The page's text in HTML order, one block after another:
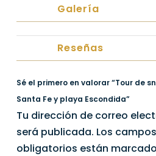
Galería
Reseñas
Sé el primero en valorar “Tour de
Santa Fe y playa Escondida”
Tu dirección de correo
será publicada. Los campos
obligatorios están